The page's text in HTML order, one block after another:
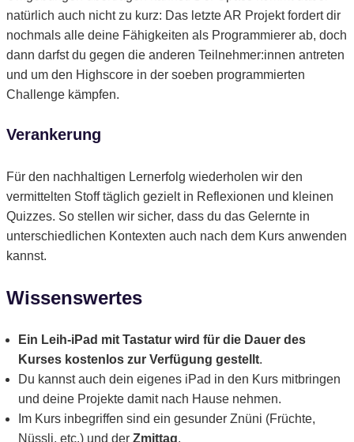
natürlich auch nicht zu kurz: Das letzte AR Projekt fordert dir
nochmals alle deine Fähigkeiten als Programmierer ab, doch
dann darfst du gegen die anderen Teilnehmer:innen antreten
und um den Highscore in der soeben programmierten
Challenge kämpfen.
Verankerung
Für den nachhaltigen Lernerfolg wiederholen wir den
vermittelten Stoff täglich gezielt in Reflexionen und kleinen
Quizzes. So stellen wir sicher, dass du das Gelernte in
unterschiedlichen Kontexten auch nach dem Kurs anwenden
kannst.
Wissenswertes
Ein Leih-iPad mit Tastatur wird für die Dauer des
Kurses kostenlos zur Verfügung gestellt.
Du kannst auch dein eigenes iPad in den Kurs mitbringen
und deine Projekte damit nach Hause nehmen.
Im Kurs inbegriffen sind ein gesunder Znüni (Früchte,
Nüssli, etc.) und der Zmittag.